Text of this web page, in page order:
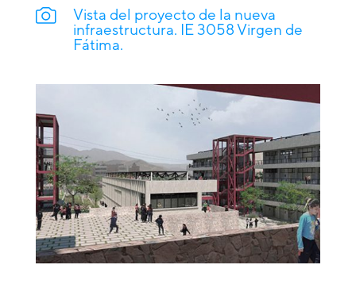
Vista del proyecto de la nueva
infraestructura. IE 3058 Virgen de
Fátima.